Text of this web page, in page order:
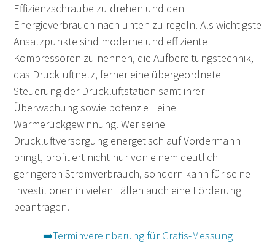
Effizienzschraube zu drehen und den
Energieverbrauch nach unten zu regeln. Als wichtigste
Ansatzpunkte sind moderne und effiziente
Kompressoren zu nennen, die Aufbereitungstechnik,
das Druckluftnetz, ferner eine übergeordnete
Steuerung der Druckluftstation samt ihrer
Überwachung sowie potenziell eine
Wärmerückgewinnung. Wer seine
Druckluftversorgung energetisch auf Vordermann
bringt, profitiert nicht nur von einem deutlich
geringeren Stromverbrauch, sondern kann für seine
Investitionen in vielen Fällen auch eine Förderung
beantragen.
➡️Terminvereinbarung für Gratis-Messung